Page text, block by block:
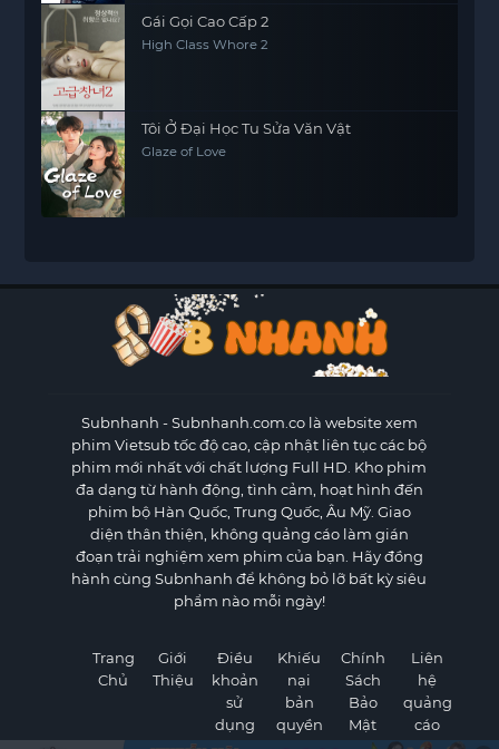
Gái Gọi Cao Cấp 2
High Class Whore 2
Tôi Ở Đại Học Tu Sửa Văn Vật
Glaze of Love
Subnhanh - Subnhanh.com.co là website xem
phim Vietsub tốc độ cao, cập nhật liên tục các bộ
phim mới nhất với chất lượng Full HD. Kho phim
đa dạng từ hành động, tình cảm, hoạt hình đến
phim bộ Hàn Quốc, Trung Quốc, Âu Mỹ. Giao
diện thân thiện, không quảng cáo làm gián
đoạn trải nghiệm xem phim của bạn. Hãy đồng
hành cùng Subnhanh để không bỏ lỡ bất kỳ siêu
phẩm nào mỗi ngày!
Trang
Chủ
Giới
Thiệu
Điều
khoản
sử
dụng
Khiếu
nại
bản
quyền
Chính
Sách
Bảo
Mật
Liên
hệ
quảng
cáo